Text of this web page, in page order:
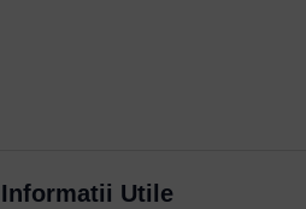
Informatii Utile